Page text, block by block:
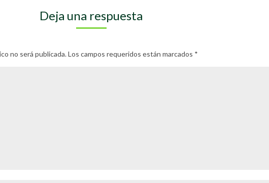
Deja una respuesta
no será publicada. Los campos requeridos están marcados *